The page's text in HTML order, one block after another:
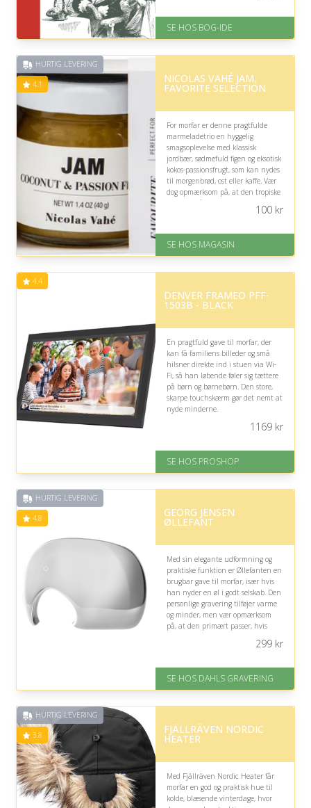
På lager
Levering: 1-3 hverdage -
Gratis fragt
på 4.6 ud af 5
SE HOS BOG-IDE
HURTIG LEVERING
4.1 NICOLAS VAHÉ JAM,
FAVORITE SELECTION
For morfar er denne pragtfulde
marmeladetrio en hyggelig
smagsoplevelse med klassisk
jordbær, sødmefuld figen og eksotisk
kokos-passionsfrugt, som kan nydes
til morgenbrød, ost eller kaffe. Vær
dog opmærksom på, at den tropiske
variant måske ikke falder i hans
På lager
Levering: 1-3 dage
God Trustpilot rating på 4.1 ud
100kr
SE HOS MAGASIN
4.4
DENVER FRAMEO PFF-
1503B - BLACK
En pragtfuld gave til morfar, der
kan få familiens billeder og små
hilsner direkte ind i stuen via Wi-
Fi, så han løbende føler sig tættere
på børn og børnebørn. Den store,
skarpe touchskærm gør det nemt at
nyde minderne.
på 4.4 ud af 5
1169kr
SE HOS PROSHOP
HURTIG LEVERING
4.8 GEORG JENSEN
ØLLEFANT
Med sin elegante udformning og
praktiske funktion er Øllefanten en
brugbar gave til morfar, især hvis
han nyder en øl i godt selskab. Den
personlige gravering tilføjer varme
og minder, men vær opmærksom
på, at den primært passer, hvis
Fremragende Trustpilot rating
299kr
SE HOS DAHLS GRAVERING
HURTIG LEVERING
3.8 FJÄLLRÄVEN NORDIC
HEATER
Med Fjällräven Nordic Heater får
morfar en god og praktisk hue til
kolde, blæsende vinterdage, hvor